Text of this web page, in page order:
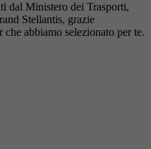
dal Ministero dei Trasporti,
Stellantis, grazie
abbiamo selezionato per te.